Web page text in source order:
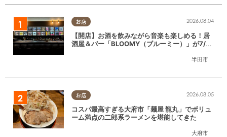
お店
半田市
2026.08.04
【開店】お酒を飲みながら音楽も楽しめる！居
酒屋＆バー「BLOOMY（ブルーミー）」が7/3
お店
大府市
2026.08.05
コスパ最高すぎる大府市「麺屋 龍丸」でボリュ
ーム満点の二郎系ラーメンを堪能してきた